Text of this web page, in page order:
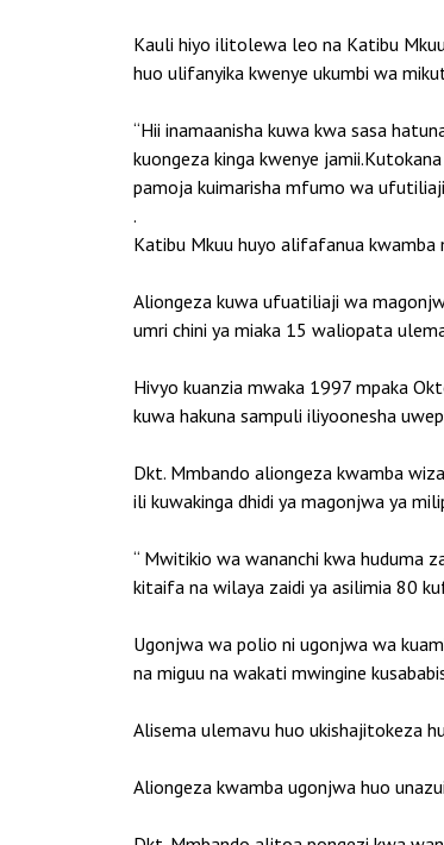
Kauli hiyo ilitolewa leo na Katibu
huo ulifanyika kwenye ukumbi wa
“Hii inamaanisha kuwa kwa sasa
kuongeza kinga kwenye
pamoja kuimarisha mfumo wa
.
Katibu Mkuu huyo alifafanua
Aliongeza kuwa ufuatiliaji wa
umri chini ya miaka 15 waliopata
Hivyo kuanzia mwaka 1997 mpaka
kuwa hakuna sampuli iliyoonesha
Dkt. Mmbando aliongeza kwamba
ili kuwakinga dhidi ya magonjwa ya
“ Mwitikio wa wananchi kwa huduma
kitaifa na wilaya zaidi ya asilimia 80
Ugonjwa wa polio ni ugonjwa wa
na miguu na wakati mwingine
Alisema ulemavu huo ukishajitokeza
Aliongeza kwamba ugonjwa huo